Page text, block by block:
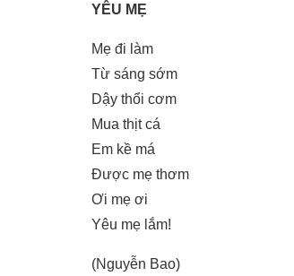
YÊU MẸ
Mẹ đi làm
Từ sáng sớm
Dậy thổi cơm
Mua thịt cá
Em kề má
Được mẹ thơm
Ơi mẹ ơi
Yêu mẹ lắm!
(Nguyễn Bao)